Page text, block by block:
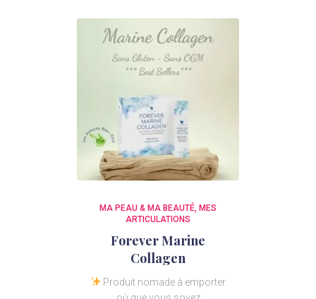
MA PEAU & MA BEAUTÉ MES
ARTICULATIONS
Forever Marine
Collagen
Produit nomade à emporter